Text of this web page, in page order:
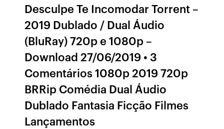
Desculpe Te Incomodar Torrent –
2019 Dublado / Dual Áudio
(BluRay) 720p e 1080p –
Download 27/06/2019 • 3
Comentários 1080p 2019 720p
BRRip Comédia Dual Áudio
Dublado Fantasia Ficção Filmes
Lançamentos